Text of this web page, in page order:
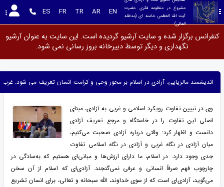
العالی)
EN
AR
TR
FR
ES
کنفرانس برگزار شده و سایت آرشیو گردیده است. این سایت به عنوان آرشیو
نگهداری و دیگر توسط دبیرخانه بروز رسانی نمی شود.
اندیشمند مالزیایی: آزادی در اسلام بر محور وحی و کرامت انسان تعریف می شود. غرب
وی در تبیین تفاوت رویکرد اسلامی و غربی به آزادی، مبنای
اصلی این تفاوت را در خاستگاه و مرجع تعریف آزادی
دانست و اظهار کرد: وقتی درباره آزادی صحبت می‌کنیم،
میان آزادی در نگاه غربی و آزادی در نگاه اسلامی تفاوت
جدی وجود دارد. در اسلام، ما دارای ارزش‌ها و مبانی‌ای هستیم که به‌سادگی در
چارچوب فهم صرفاً انسانی و عرفی نمی‌گنجند. آزادی‌ای که اسلام از آن سخن
می‌گوید، آزادی‌ای است که از سوی خداوند، الله سبحانه و تعالی، برای انسان تشریع